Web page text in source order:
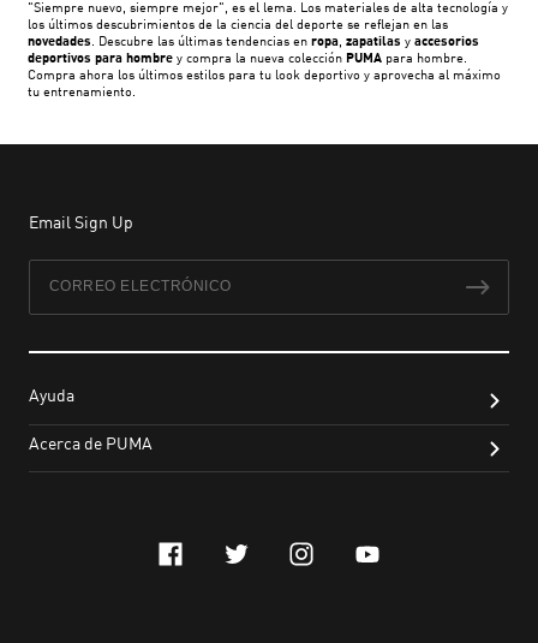
"Siempre nuevo, siempre mejor", es el lema. Los materiales de alta tecnología y
los últimos descubrimientos de la ciencia del deporte se reflejan en las
novedades. Descubre las últimas tendencias en ropa, zapatilas y accesorios
deportivos para hombre y compra la nueva colección PUMA para hombre.
Compra ahora los últimos estilos para tu look deportivo y aprovecha al máximo
tu entrenamiento.